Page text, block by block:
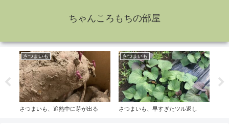
ちゃんころもちの部屋
さつまいも
さつまいも、追熟中に芽が出る
さつまいも
さつまいも、早すぎたツル返し